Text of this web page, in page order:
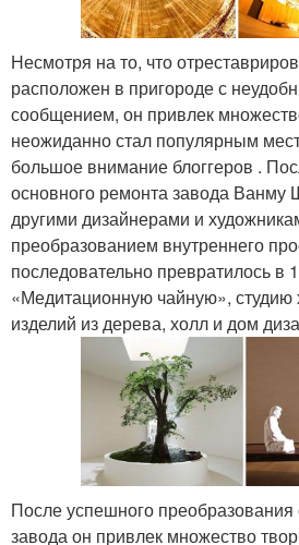
Несмотря на то, что
расположен в пригороде с
сообщением, он привлек
неожиданно стал популярным
большое внимание блоггеров .
основного ремонта завода Ванму
другими дизайнерами и
преобразованием внутреннего
последовательно превратилось в
«Медитационную чайную», студию
изделий из дерева, холл и дом
После успешного преобразования
завода он привлек множество